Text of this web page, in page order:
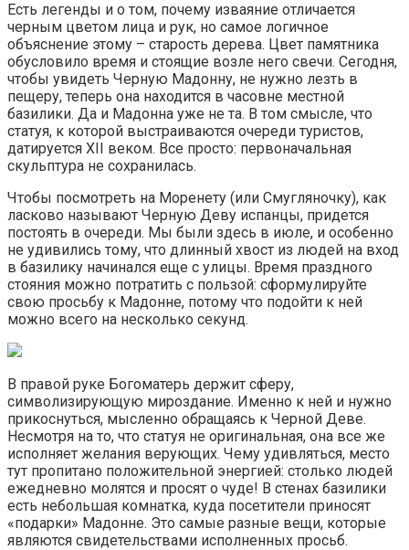
Есть легенды и о том, почему изваяние отличается
черным цветом лица и рук, но самое логичное
объяснение этому – старость дерева. Цвет памятника
обусловило время и стоящие возле него свечи. Сегодня,
чтобы увидеть Черную Мадонну, не нужно лезть в
пещеру, теперь она находится в часовне местной
базилики. Да и Мадонна уже не та. В том смысле, что
статуя, к которой выстраиваются очереди туристов,
датируется XII веком. Все просто: первоначальная
скульптура не сохранилась.
Чтобы посмотреть на Моренету (или Смугляночку), как
ласково называют Черную Деву испанцы, придется
постоять в очереди. Мы были здесь в июле, и особенно
не удивились тому, что длинный хвост из людей на вход
в базилику начинался еще с улицы. Время праздного
стояния можно потратить с пользой: сформулируйте
свою просьбу к Мадонне, потому что подойти к ней
можно всего на несколько секунд.
В правой руке Богоматерь держит сферу,
символизирующую мироздание. Именно к ней и нужно
прикоснуться, мысленно обращаясь к Черной Деве.
Несмотря на то, что статуя не оригинальная, она все же
исполняет желания верующих. Чему удивляться, место
тут пропитано положительной энергией: столько людей
ежедневно молятся и просят о чуде! В стенах базилики
есть небольшая комнатка, куда посетители приносят
«подарки» Мадонне. Это самые разные вещи, которые
являются свидетельствами исполненных просьб.